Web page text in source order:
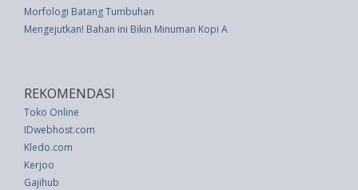
Morfologi Batang Tumbuhan
Mengejutkan! Bahan ini Bikin Minuman Kopi Anda Lebih Enak dan Sehat
REKOMENDASI
Toko Online
IDwebhost.com
Kledo.com
Kerjoo
Gajihub